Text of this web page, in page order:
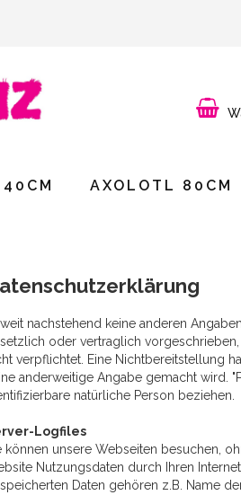
AXOLOTL 80CM
nachstehend keine anderen
oder vertraglich
verpflichtet. Eine Nichtbereitstellung
anderweitige Angabe gemacht wird.
natürliche Person beziehen.
Logfiles
können unsere Webseiten besuchen,
Nutzungsdaten durch Ihren
Daten gehören z.B. Name